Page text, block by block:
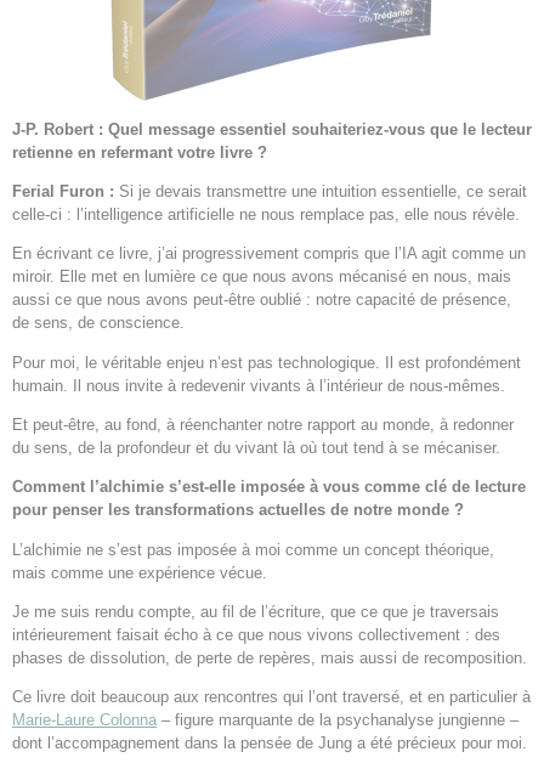
J-P. Robert : Quel message essentiel souhaiteriez-vous que le lecteur
retienne en refermant votre livre ?
Ferial Furon : Si je devais transmettre une intuition essentielle, ce serait
celle-ci : l’intelligence artificielle ne nous remplace pas, elle nous révèle.
En écrivant ce livre, j’ai progressivement compris que l’IA agit comme un
miroir. Elle met en lumière ce que nous avons mécanisé en nous, mais
aussi ce que nous avons peut-être oublié : notre capacité de présence,
de sens, de conscience.
Pour moi, le véritable enjeu n’est pas technologique. Il est profondément
humain. Il nous invite à redevenir vivants à l’intérieur de nous-mêmes.
Et peut-être, au fond, à réenchanter notre rapport au monde, à redonner
du sens, de la profondeur et du vivant là où tout tend à se mécaniser.
Comment l’alchimie s’est-elle imposée à vous comme clé de lecture
pour penser les transformations actuelles de notre monde ?
L’alchimie ne s’est pas imposée à moi comme un concept théorique,
mais comme une expérience vécue.
Je me suis rendu compte, au fil de l’écriture, que ce que je traversais
intérieurement faisait écho à ce que nous vivons collectivement : des
phases de dissolution, de perte de repères, mais aussi de recomposition.
Ce livre doit beaucoup aux rencontres qui l’ont traversé, et en particulier à
Marie-Laure Colonna – figure marquante de la psychanalyse jungienne –
dont l’accompagnement dans la pensée de Jung a été précieux pour moi.